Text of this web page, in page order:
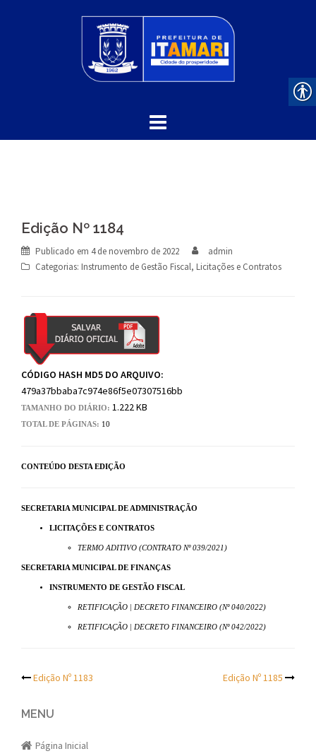
Edição Nº 1184
Publicado em 4 de novembro de 2022
admin
Categorias: Instrumento de Gestão Fiscal, Licitações e Contratos
CÓDIGO HASH MD5 DO ARQUIVO:
479a37bbaba7c974e86f5e07307516bb
TAMANHO DO DIÁRIO: 1.222 KB
TOTAL DE PÁGINAS: 10
CONTEÚDO DESTA EDIÇÃO
SECRETARIA MUNICIPAL DE ADMINISTRAÇÃO
LICITAÇÕES E CONTRATOS
TERMO ADITIVO (CONTRATO Nº 039/2021)
SECRETARIA MUNICIPAL DE FINANÇAS
INSTRUMENTO DE GESTÃO FISCAL
RETIFICAÇÃO | DECRETO FINANCEIRO (Nº 040/2022)
RETIFICAÇÃO | DECRETO FINANCEIRO (Nº 042/2022)
Post
navigation
Edição Nº 1183 Edição Nº 1185
MENU
Página Inicial